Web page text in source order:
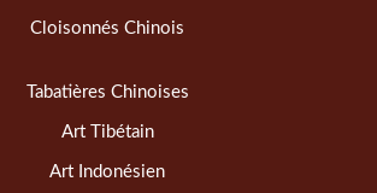
Cloisonnés Chinois
Tabatières Chinoises
Art Tibétain
Art Indonésien